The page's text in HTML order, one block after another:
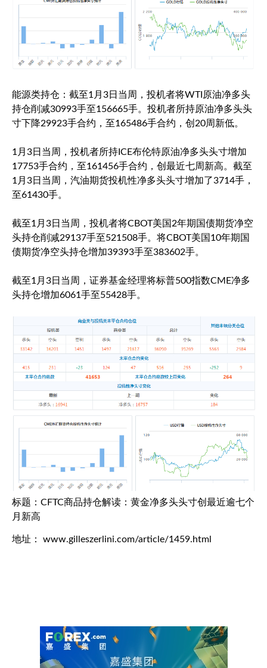
能源类持仓：截至1月3日当周，投机者将WTI原油净多头
持仓削减30993手至156665手。投机者所持原油净多头头
寸下降29923手合约，至165486手合约，创20周新低。
1月3日当周，投机者所持ICE布伦特原油净多头头寸增加
17753手合约，至161456手合约，创最近七周新高。截至
1月3日当周，汽油期货投机性净多头头寸增加了3714手，
至61430手。
截至1月3日当周，投机者将CBOT美国2年期国债期货净空
头持仓削减29137手至521508手。将CBOT美国10年期国
债期货净空头持仓增加39393手至383602手。
截至1月3日当周，证券基金经理将标普500指数CME净多
头持仓增加6061手至55428手。
标题：CFTC商品持仓解读：黄金净多头头寸创最近逾七个
月新高
地址： www.gilleszerlini.com/article/1459.html